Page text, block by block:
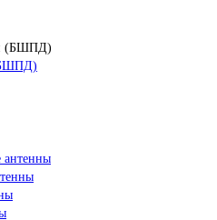
антенны